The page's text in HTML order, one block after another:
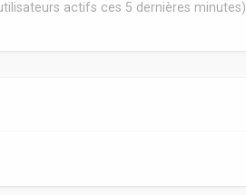
actifs ces 5 dernières minutes)